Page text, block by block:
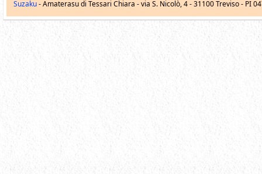
Suzaku- Amaterasu di Tessari Chiara -via S. Nicolò, 4-31100 Treviso - PI